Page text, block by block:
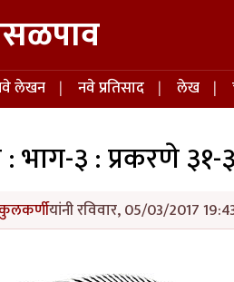
लेखन नवे प्रतिसाद लेख
भाग-३ : प्रकरणे
यांनी रविवार, 05/03/2017